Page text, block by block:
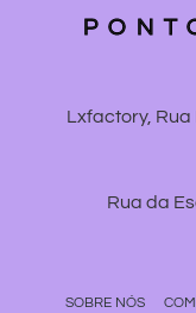
Lxfactory, Rua
Rua da
SOBRE NÓS